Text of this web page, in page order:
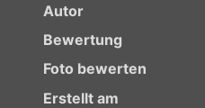
Autor
Bewertung
Foto bewerten
Erstellt am